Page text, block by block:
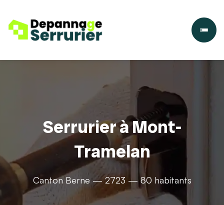
Serrurier à Mont-
Tramelan
Canton Berne — 2723 — 80 habitants